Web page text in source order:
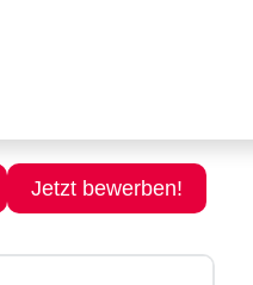
Jetzt bewerben!